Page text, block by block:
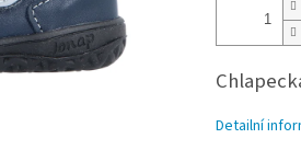
Detailní